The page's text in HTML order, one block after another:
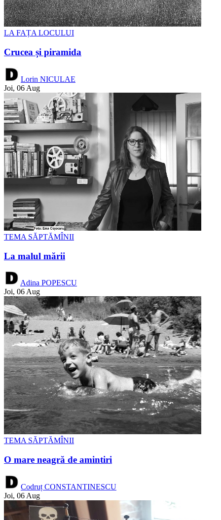
LA FAȚA LOCULUI
Crucea și piramida
Lorin NICULAE
Joi, 06 Aug
TEMA SĂPTĂMÎNII
La malul mării
Adina POPESCU
Joi, 06 Aug
TEMA SĂPTĂMÎNII
O mare neagră de amintiri
Codruț CONSTANTINESCU
Joi, 06 Aug